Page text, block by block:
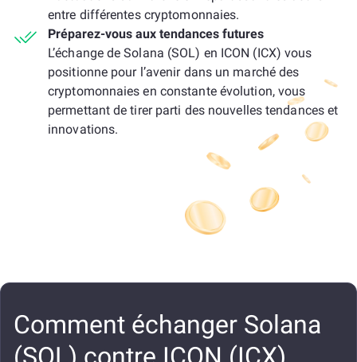
entre différentes cryptomonnaies.
Préparez-vous aux tendances futures
L’échange de Solana (SOL) en ICON (ICX) vous
positionne pour l’avenir dans un marché des
cryptomonnaies en constante évolution, vous
permettant de tirer parti des nouvelles tendances et
innovations.
Comment échanger Solana